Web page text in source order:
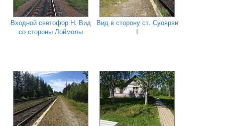
Входной светофор Н. Вид
со стороны Лоймолы
Вид в сторону ст. Суоярви
I